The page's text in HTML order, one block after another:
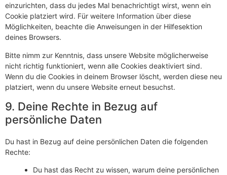
einzurichten, dass du jedes Mal benachrichtigt wirst, wenn ein
Cookie platziert wird. Für weitere Information über diese
Möglichkeiten, beachte die Anweisungen in der Hilfesektion
deines Browsers.
Bitte nimm zur Kenntnis, dass unsere Website möglicherweise
nicht richtig funktioniert, wenn alle Cookies deaktiviert sind.
Wenn du die Cookies in deinem Browser löscht, werden diese neu
platziert, wenn du unsere Website erneut besuchst.
9. Deine Rechte in Bezug auf
persönliche Daten
Du hast in Bezug auf deine persönlichen Daten die folgenden
Rechte:
Du hast das Recht zu wissen, warum deine persönlichen